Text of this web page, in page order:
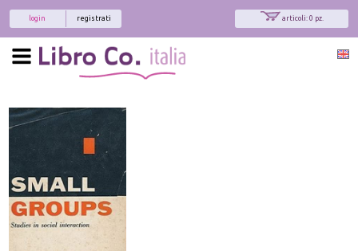
articoli: 0 pz.
registrati
login